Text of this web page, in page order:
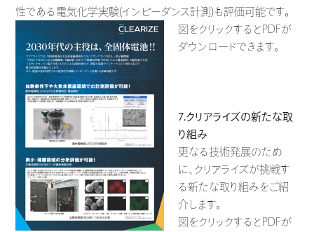
性である電気化学実験(インピーダンス計測)も評価可能です。
図をクリックするとPDFが
ダウンロードできます。
7.クリアライズの新たな取
り組み
更なる技術発展のため
に、クリアライズが挑戦す
る新たな取り組みをご紹
介します。
図をクリックするとPDFが